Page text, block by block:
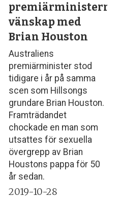
premiärministerns
vänskap med
Brian Houston
Australiens
premiärminister stod
tidigare i år på samma
scen som Hillsongs
grundare Brian Houston.
Framträdandet
chockade en man som
utsattes för sexuella
övergrepp av Brian
Houstons pappa för 50
år sedan.
2019-10-28